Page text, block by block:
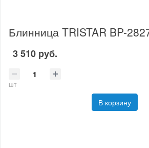
Блинница TRISTAR BP-
3 510 руб.
шт
В корзину